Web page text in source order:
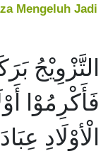
Mengeluh Jadi
التَّزْوِيْجُ
فَأَكْرِمُوْا
الْأوْلَادِ